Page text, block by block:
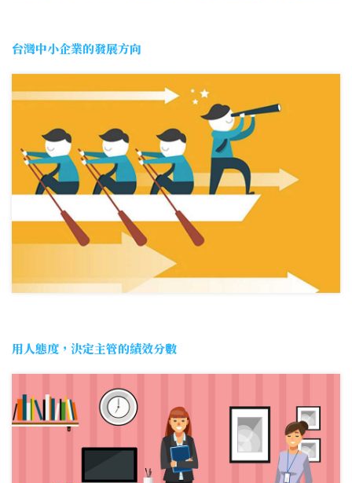
台灣中小企業的發展方向
用人態度，決定主管的績效分數